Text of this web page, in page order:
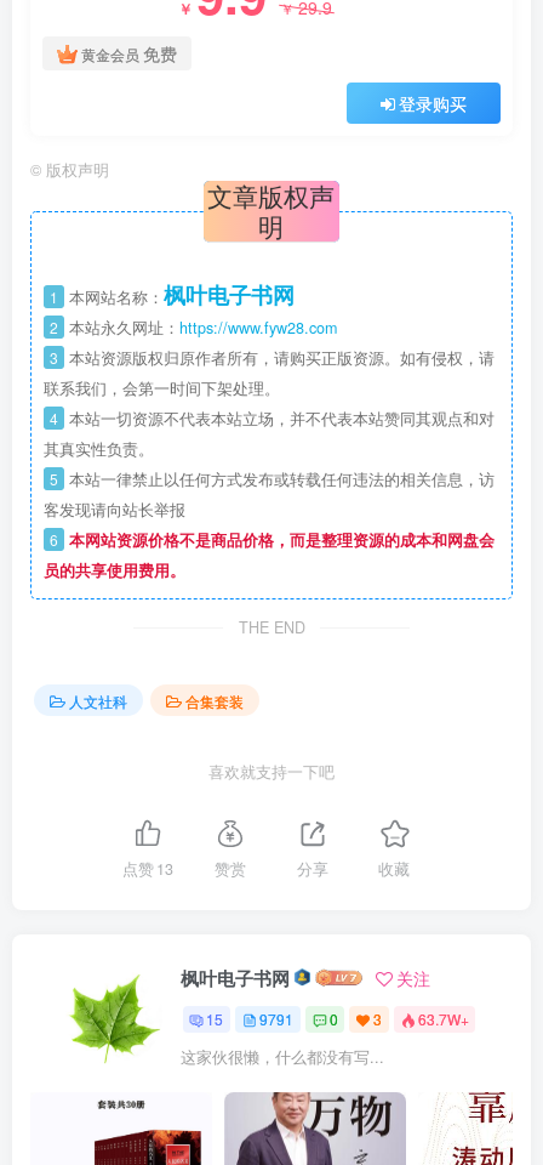
￥ ￥29.9
黄金会员 免费
登录购买
© 版权声明
文章版权声
明
1 本网站名称： 枫叶电子书网
2 本站永久网址： https://www.fyw28.com
3 本站资源版权归原作者所有，请购买正版资源。如有侵权，请
联系我们，会第一时间下架处理。
4 本站一切资源不代表本站立场，并不代表本站赞同其观点和对
其真实性负责。
5 本站一律禁止以任何方式发布或转载任何违法的相关信息，访
客发现请向站长举报
6 本网站资源价格不是商品价格，而是整理资源的成本和网盘会
员的共享使用费用。
THE END
人文社科 合集套装
喜欢就支持一下吧
点赞13 赞赏 分享 收藏
枫叶电子书网 关注
15 9791 0 3 63.7W+
这家伙很懒，什么都没有写...